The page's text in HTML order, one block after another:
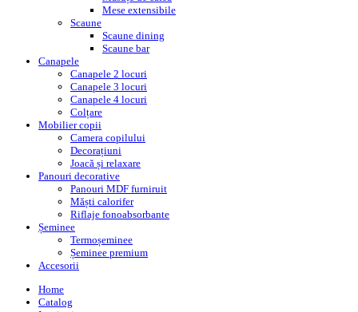
Mese extensibile
Scaune
Scaune dining
Scaune bar
Canapele
Canapele 2 locuri
Canapele 3 locuri
Canapele 4 locuri
Colțare
Mobilier copii
Camera copilului
Decorațiuni
Joacă și relaxare
Panouri decorative
Panouri MDF furniruit
Măști calorifer
Riflaje fonoabsorbante
Șeminee
Termoșeminee
Șeminee premium
Accesorii
Home
Catalog